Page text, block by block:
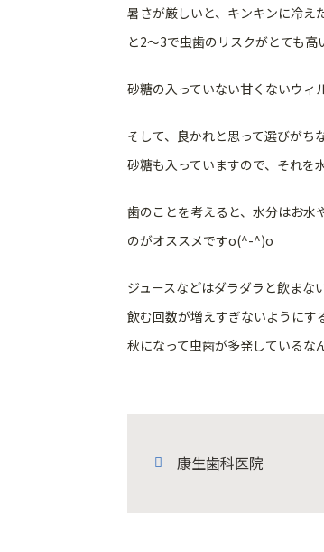
暑さが厳しいと、キンキンに冷え
と2〜3で虫歯のリスクがとても高
砂糖の入っていない甘くないウ
そして、良かれと思って選びがち
砂糖も入っていますので、それ
歯のことを考えると、水分はお水
のがオススメですo(^-^)o
ジュースなどはダラダラと飲まな
飲む回数が増えすぎないようにす
秋になって虫歯が多発している
康生歯科医院